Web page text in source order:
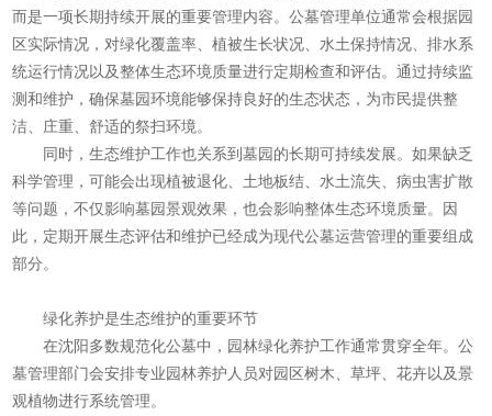
而是一项长期持续开展的重要管理内容。公墓管理单位通常会根据园
区实际情况，对绿化覆盖率、植被生长状况、水土保持情况、排水系
统运行情况以及整体生态环境质量进行定期检查和评估。通过持续监
测和维护，确保墓园环境能够保持良好的生态状态，为市民提供整
洁、庄重、舒适的祭扫环境。
同时，生态维护工作也关系到墓园的长期可持续发展。如果缺乏
科学管理，可能会出现植被退化、土地板结、水土流失、病虫害扩散
等问题，不仅影响墓园景观效果，也会影响整体生态环境质量。因
此，定期开展生态评估和维护已经成为现代公墓运营管理的重要组成
部分。
绿化养护是生态维护的重要环节
在沈阳多数规范化公墓中，园林绿化养护工作通常贯穿全年。公
墓管理部门会安排专业园林养护人员对园区树木、草坪、花卉以及景
观植物进行系统管理。